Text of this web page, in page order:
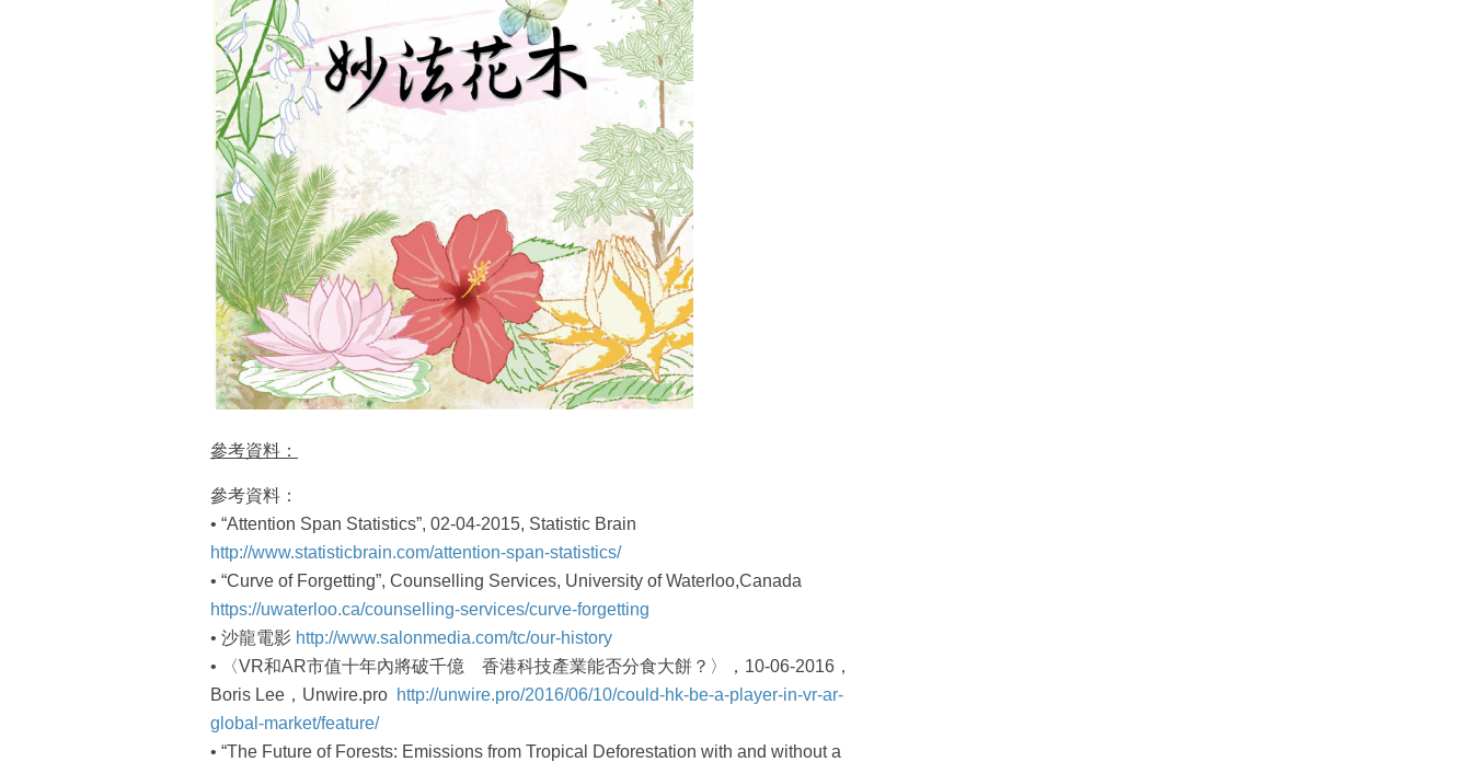
參考資料：
參考資料：
• “Attention Span Statistics”, 02-04-2015, Statistic Brain
http://www.statisticbrain.com/attention-span-statistics/
• “Curve of Forgetting”, Counselling Services, University of Waterloo,Canada
https://uwaterloo.ca/counselling-services/curve-forgetting
• 沙龍電影 http://www.salonmedia.com/tc/our-history
• 〈VR和AR市值十年內將破千億 香港科技產業能否分食大餅？〉，10-06-2016，
Boris Lee，Unwire.pro http://unwire.pro/2016/06/10/could-hk-be-a-player-in-vr-ar-
global-market/feature/
• “The Future of Forests: Emissions from Tropical Deforestation with and without a